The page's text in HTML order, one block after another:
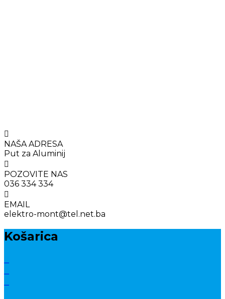
NAŠA ADRESA
Put za Aluminij
POZOVITE NAS
036 334 334
EMAIL
elektro-mont@tel.net.ba
Košarica